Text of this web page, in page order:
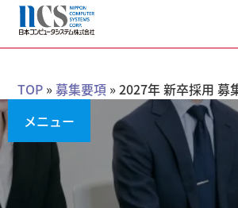
TOP »募集要項 »2027年 新卒採用 募
メニュー